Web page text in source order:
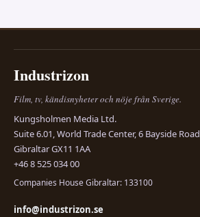
Industrizon
Film, tv, kändisnyheter och nöje från Sverige.
Kungsholmen Media Ltd.
Suite 6.01, World Trade Center, 6 Bayside Road
Gibraltar GX11 1AA
+46 8 525 034 00
Companies House Gibraltar: 133100
info@industrizon.se